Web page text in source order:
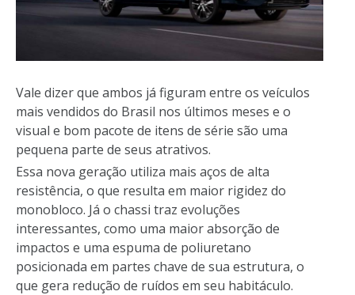
Vale dizer que ambos já figuram entre os veículos
mais vendidos do Brasil nos últimos meses e o
visual e bom pacote de itens de série são uma
pequena parte de seus atrativos.
Essa nova geração utiliza mais aços de alta
resistência, o que resulta em maior rigidez do
monobloco. Já o chassi traz evoluções
interessantes, como uma maior absorção de
impactos e uma espuma de poliuretano
posicionada em partes chave de sua estrutura, o
que gera redução de ruídos em seu habitáculo.